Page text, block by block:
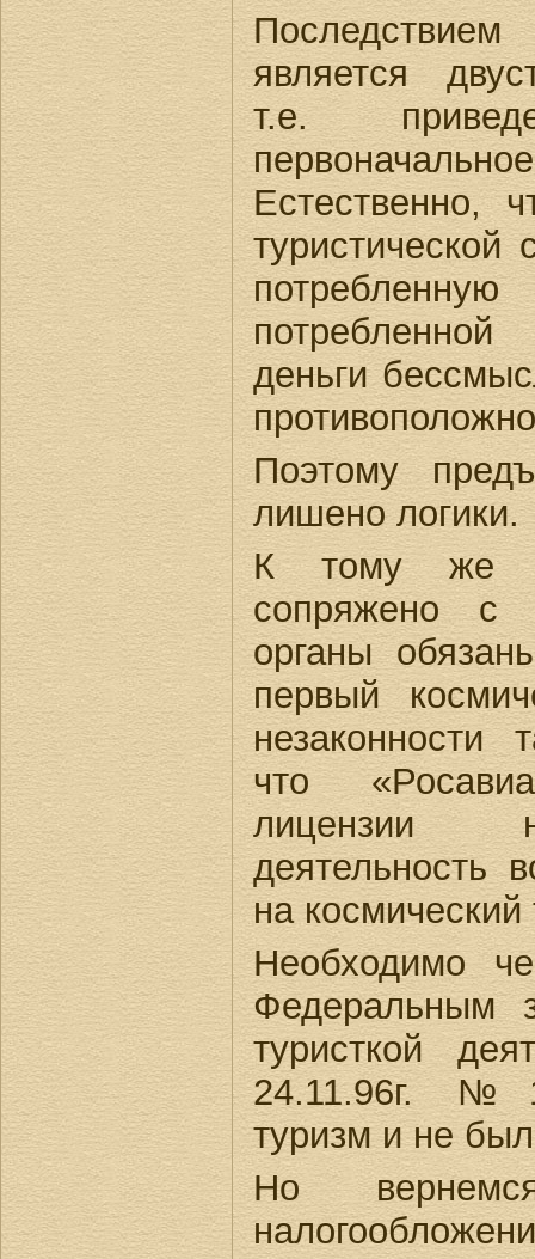
является
т.е.
Естественно,
туристической
деньги
Поэтому
лишено логики.
К тому же
сопряжено с
органы
первый
незаконности
что
лицензии
деятельность
на космический
Необходимо
Федеральным
туристкой
24.11.96г.
туризм и не
Но